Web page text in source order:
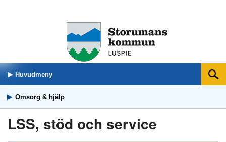
Huvudmeny Sök
Omsorg & hjälp
LSS, stöd och service